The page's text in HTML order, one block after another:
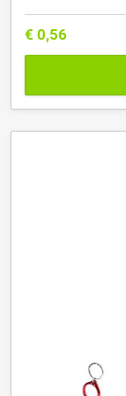
€ 0,56